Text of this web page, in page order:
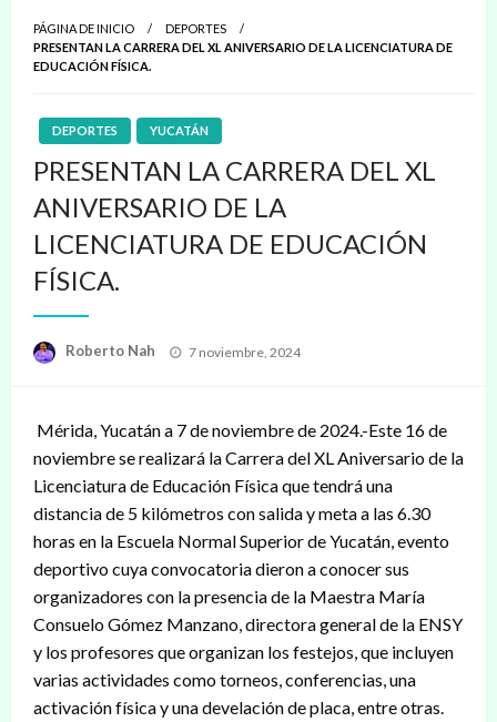
PÁGINA DE INICIO
DEPORTES
PRESENTAN LA CARRERA DEL XL ANIVERSARIO DE LA LICENCIATURA DE
EDUCACIÓN FÍSICA.
DEPORTES YUCATÁN
PRESENTAN LA CARRERA DEL XL
ANIVERSARIO DE LA
LICENCIATURA DE EDUCACIÓN
FÍSICA.
Roberto Nah
Publicado
7 noviembre, 2024
Mérida, Yucatán a 7 de noviembre de 2024.-Este 16 de
noviembre se realizará la Carrera del XL Aniversario de la
Licenciatura de Educación Física que tendrá una
distancia de 5 kilómetros con salida y meta a las 6.30
horas en la Escuela Normal Superior de Yucatán, evento
deportivo cuya convocatoria dieron a conocer sus
organizadores con la presencia de la Maestra María
Consuelo Gómez Manzano, directora general de la ENSY
y los profesores que organizan los festejos, que incluyen
varias actividades como torneos, conferencias, una
activación física y una develación de placa, entre otras.